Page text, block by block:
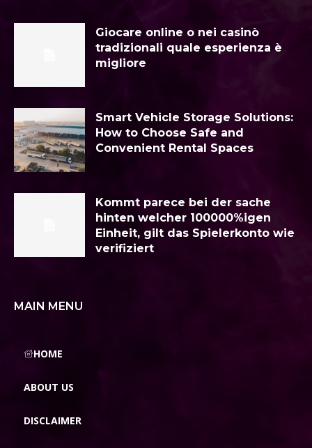
Giocare online o nei casinò
tradizionali quale esperienza è
migliore
Smart Vehicle Storage Solutions:
How to Choose Safe and
Convenient Rental Spaces
Kommt parece bei der sache
hinten welcher 100000%igen
Einheit, gilt das Spielerkonto wie
verifiziert
MAIN MENU
HOME
ABOUT US
DISCLAIMER